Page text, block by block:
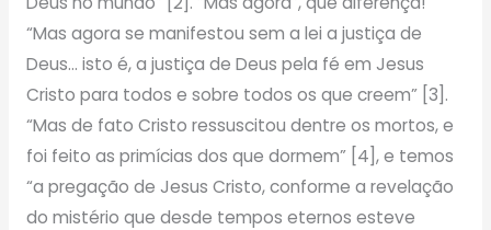
“Mas agora se manifestou sem a lei a justiça de
Deus… isto é, a justiça de Deus pela fé em Jesus
Cristo para todos e sobre todos os que creem” [3].
“Mas de fato Cristo ressuscitou dentre os mortos, e
foi feito as primícias dos que dormem” [4], e temos
“a pregação de Jesus Cristo, conforme a revelação
do mistério que desde tempos eternos esteve